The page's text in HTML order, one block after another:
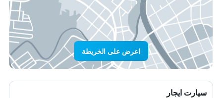
اعرض على الخريطة
سيارت ايجار